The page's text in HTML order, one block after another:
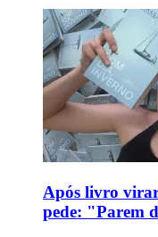
Após livro
pede: "Parem